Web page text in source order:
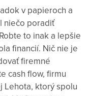
v papieroch a
niečo poradiť
to inak a lepšie
financií. Nič nie je
firemné
cash flow, firmu
Lehota, ktorý spolu